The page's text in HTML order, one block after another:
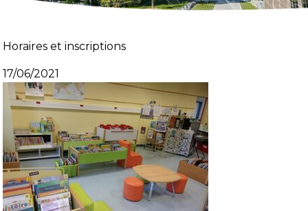
Horaires et inscriptions
17/06/2021